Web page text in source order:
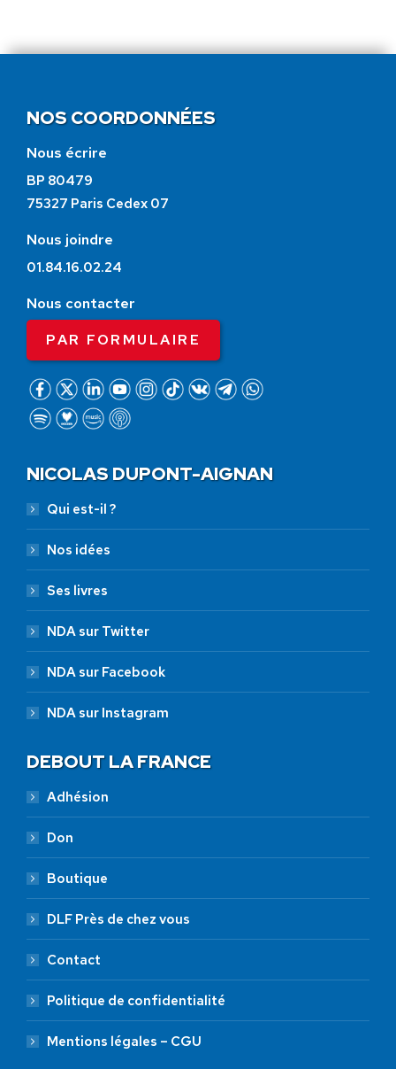
NOS COORDONNÉES
Nous écrire
BP 80479
75327 Paris Cedex 07
Nous joindre
01.84.16.02.24
Nous contacter
PAR FORMULAIRE
NICOLAS DUPONT-AIGNAN
Qui est-il ?
Nos idées
Ses livres
NDA sur Twitter
NDA sur Facebook
NDA sur Instagram
DEBOUT LA FRANCE
Adhésion
Don
Boutique
DLF Près de chez vous
Contact
Politique de confidentialité
Mentions légales – CGU